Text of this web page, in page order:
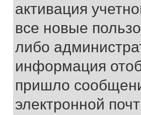
активация
все новые
либо
информация
пришло
электронной